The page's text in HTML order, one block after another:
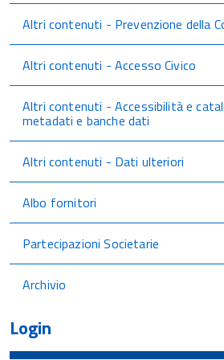
Altri contenuti - Prevenzione della
Altri contenuti - Accesso Civico
Altri contenuti - Accessibilità e
metadati e banche dati
Altri contenuti - Dati ulteriori
Albo fornitori
Partecipazioni Societarie
Archivio
Login